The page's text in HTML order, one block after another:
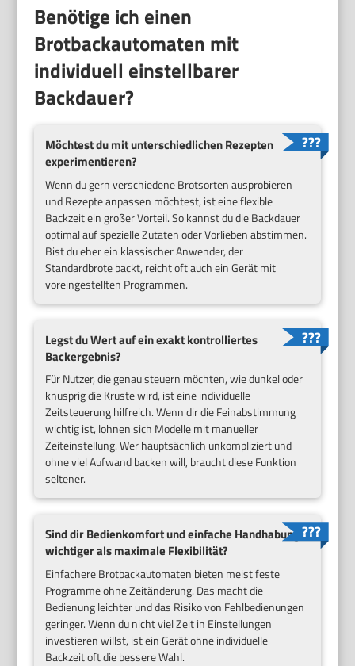
Benötige ich einen
Brotbackautomaten mit
individuell einstellbarer
Backdauer?
Möchtest du mit unterschiedlichen Rezepten
experimentieren?
Wenn du gern verschiedene Brotsorten ausprobieren
und Rezepte anpassen möchtest, ist eine flexible
Backzeit ein großer Vorteil. So kannst du die Backdauer
optimal auf spezielle Zutaten oder Vorlieben abstimmen.
Bist du eher ein klassischer Anwender, der
Standardbrote backt, reicht oft auch ein Gerät mit
voreingestellten Programmen.
Legst du Wert auf ein exakt kontrolliertes
Backergebnis?
Für Nutzer, die genau steuern möchten, wie dunkel oder
knusprig die Kruste wird, ist eine individuelle
Zeitsteuerung hilfreich. Wenn dir die Feinabstimmung
wichtig ist, lohnen sich Modelle mit manueller
Zeiteinstellung. Wer hauptsächlich unkompliziert und
ohne viel Aufwand backen will, braucht diese Funktion
seltener.
Sind dir Bedienkomfort und einfache Handhabung
wichtiger als maximale Flexibilität?
Einfachere Brotbackautomaten bieten meist feste
Programme ohne Zeitänderung. Das macht die
Bedienung leichter und das Risiko von Fehlbedienungen
geringer. Wenn du nicht viel Zeit in Einstellungen
investieren willst, ist ein Gerät ohne individuelle
Backzeit oft die bessere Wahl.